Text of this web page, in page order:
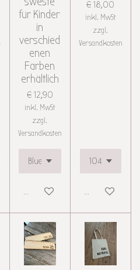
für Kinder
in
verschied
enen
Farben
erhältlich
€ 12,90
inkl. MwSt
zzgl.
Versandkosten
Details anzeigen
€ 18,00
inkl. MwSt
zzgl.
Versandkosten
Details anzeigen